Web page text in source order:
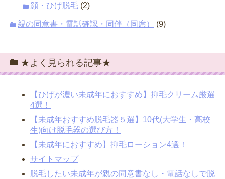
顔・ひげ脱毛 (2)
親の同意書・電話確認・同伴（同席） (9)
★よく見られる記事★
【ひげが濃い未成年におすすめ】抑毛クリーム厳選
4選！
【未成年おすすめ脱毛器５選】10代(大学生・高校
生)向け脱毛器の選び方！
【未成年におすすめ】抑毛ローション4選！
サイトマップ
脱毛したい未成年が親の同意書なし・電話なしで脱